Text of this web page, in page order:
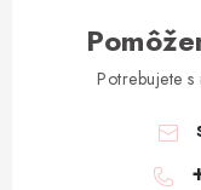
Potrebujete